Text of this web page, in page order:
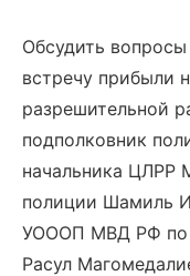
Обсудить
встречу прибыли
разрешительной
подполковник
начальника ЦЛРР
полиции Шамиль
УОООП МВД РФ по
Расул